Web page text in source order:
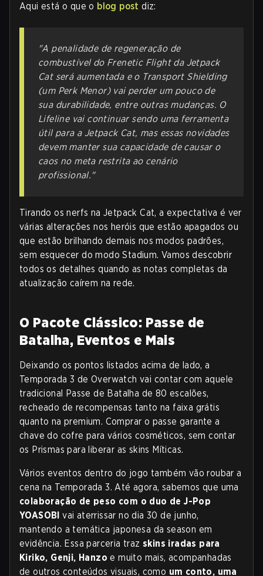
Aqui está o que o blog post diz:
"A penalidade de regeneração de
combustível do Frenetic Flight da Jetpack
Cat será aumentada e o Transport Shielding
(um Perk Menor) vai perder um pouco de
sua durabilidade, entre outras mudanças. O
Lifeline vai continuar sendo uma ferramenta
útil para a Jetpack Cat, mas essas novidades
devem manter sua capacidade de causar o
caos no meta restrita ao cenário
profissional."
Tirando os nerfs na Jetpack Cat, a expectativa é ver
várias alterações nos heróis que estão apagados ou
que estão brilhando demais nos modos padrões,
sem esquecer do modo Stadium. Vamos descobrir
todos os detalhes quando as notas completas da
atualização caírem na rede.
O Pacote Clássico: Passe de
Batalha, Eventos e Mais
Deixando os pontos listados acima de lado, a
Temporada 3 de Overwatch vai contar com aquele
tradicional Passe de Batalha de 80 escalões,
recheado de recompensas tanto na faixa grátis
quanto na premium. Comprar o passe garante a
chave do cofre para vários cosméticos, sem contar
os Prismas para liberar as skins Míticas.
Vários eventos dentro do jogo também vão roubar a
cena na Temporada 3. Até agora, sabemos que uma
colaboração de peso com o duo de J-Pop
YOASOBI vai aterrissar no dia 30 de junho,
mantendo a temática japonesa da season em
evidência. Essa parceria traz skins iradas para
Kiriko, Genji, Hanzo e muito mais, acompanhadas
de outros conteúdos visuais, como um conto, uma